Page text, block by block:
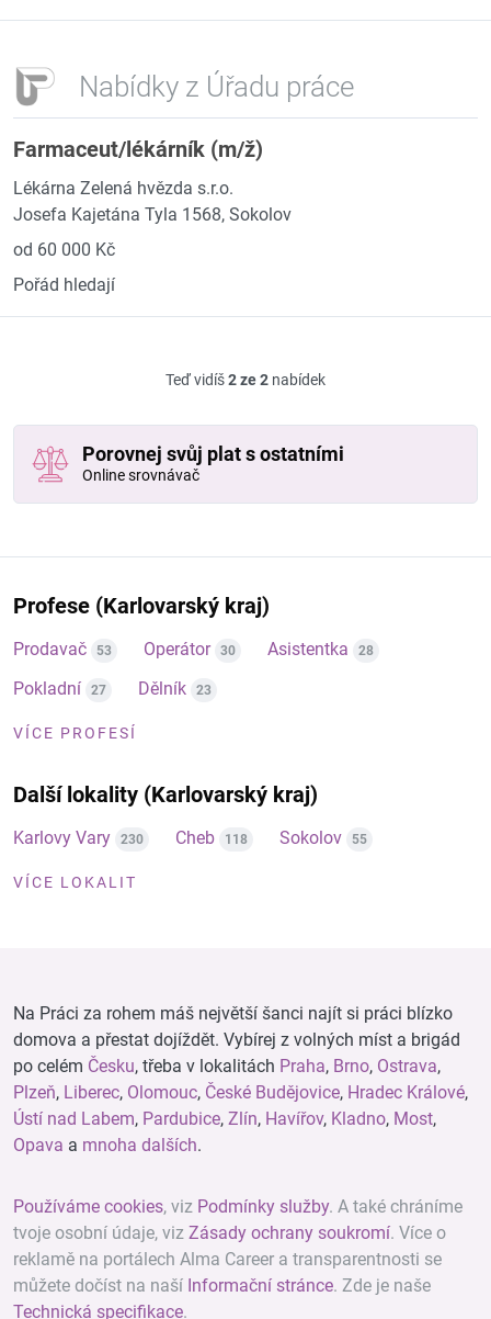
Nabídky z Úřadu práce
Farmaceut/lékárník (m/ž)
Lékárna Zelená hvězda s.r.o.
Josefa Kajetána Tyla 1568, Sokolov
od 60 000 Kč
Pořád hledají
Teď vidíš2 ze 2 nabídek
Porovnej svůj plat s ostatními
Online srovnávač
Profese (Karlovarský kraj)
Prodavač 53 Operátor 30 Asistentka 28
Pokladní 27 Dělník 23
VÍCE PROFESÍ
Další lokality (Karlovarský kraj)
Karlovy Vary 230 Cheb 118 Sokolov 55
VÍCE LOKALIT
Na Práci za rohem máš největší šanci najít si práci blízko
domova a přestat dojíždět. Vybírej z volných míst a brigád
po celém Česku, třeba v lokalitách Praha, Brno, Ostrava,
Plzeň, Liberec, Olomouc, České Budějovice, Hradec Králové,
Ústí nad Labem, Pardubice, Zlín, Havířov, Kladno, Most,
Opava a mnoha dalších.
Používáme cookies, viz Podmínky služby. A také chráníme
tvoje osobní údaje, viz Zásady ochrany soukromí. Více o
reklamě na portálech Alma Career a transparentnosti se
můžete dočíst na naší Informační stránce. Zde je naše
Technická specifikace.